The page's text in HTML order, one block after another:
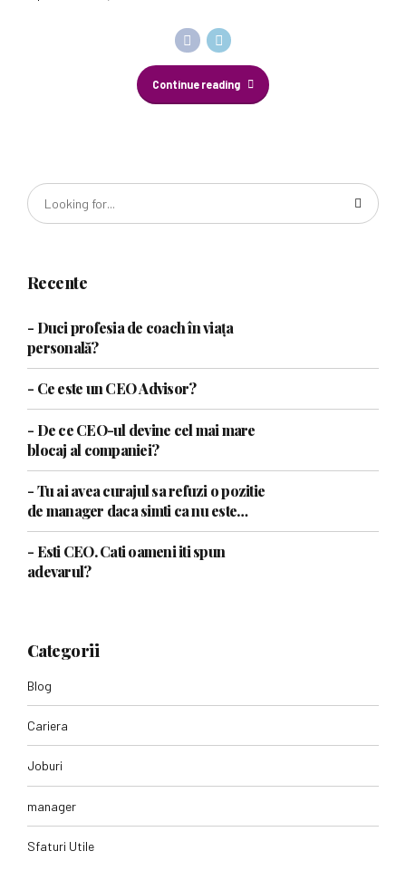
Continue reading
Recente
- Duci profesia de coach în viața
personală?
- Ce este un CEO Advisor?
- De ce CEO-ul devine cel mai mare
blocaj al companiei?
- Tu ai avea curajul sa refuzi o pozitie
de manager daca simti ca nu este
pentru tine?
- Esti CEO. Cati oameni iti spun
adevarul?
Categorii
Blog
Cariera
Joburi
manager
Sfaturi Utile